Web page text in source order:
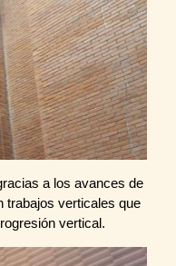
a los avances de
trabajos verticales que
vertical.